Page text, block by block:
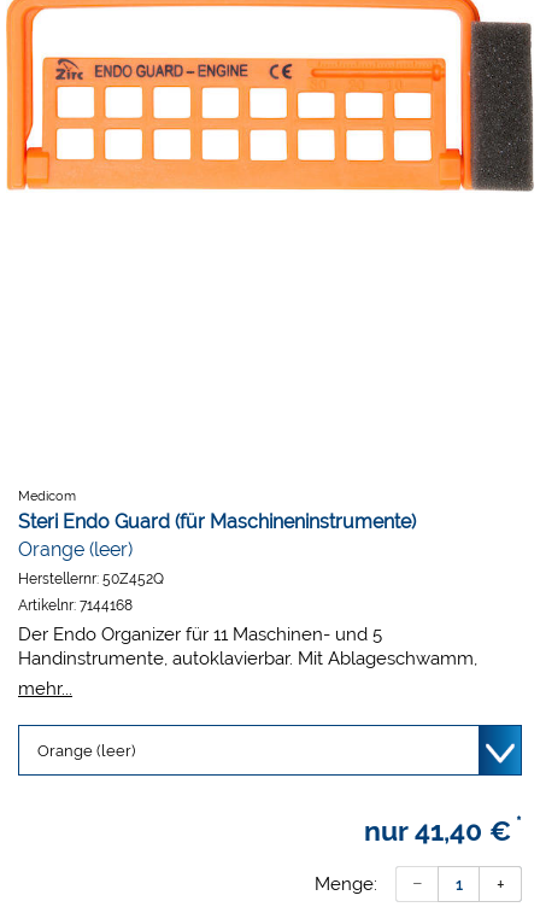
Medicom
Steri Endo Guard (für Maschineninstrumente)
Orange (leer)
Herstellernr: 50Z452Q
Artikelnr: 7144168
Der Endo Organizer für 11 Maschinen- und 5
Handinstrumente, autoklavierbar. Mit Ablageschwamm,
Messskala und Schieber zur Überwachung der
Maße 14,1 x 1,3 x 5,1 cm.
mehr...
nur41,40 € *
Menge: